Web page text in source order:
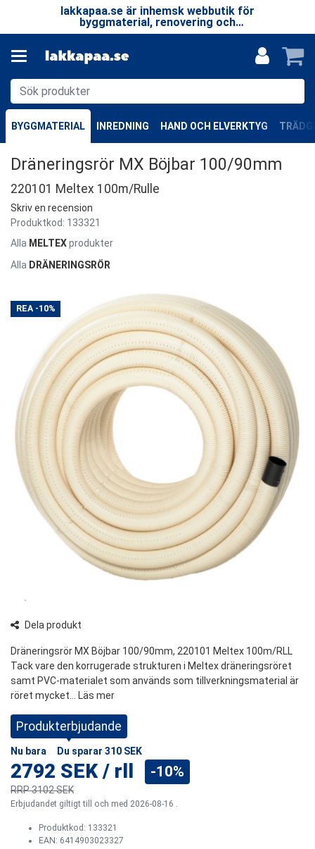
lakkapaa.se är inhemsk webbutik för
byggmaterial, renovering och
specialprodukter.
BYGGMATERIAL INREDNING HAND OCH ELVERKTYG
Dräneringsrör MX Böjbar 100/90mm
220101 Meltex 100m/Rulle
Skriv en recension
Produktkod: 133321
Alla MELTEXprodukter
Alla DRÄNERINGSRÖR
REA -10%
Dela produkt
Dräneringsrör MX Böjbar 100/90mm, 220101 Meltex 100m/RLL
Tack vare den korrugerade strukturen i Meltex dräneringsröret
samt PVC-materialet som används som tillverkningsmaterial är
röret mycket... Läs mer
Produkterbjudande
Nu bara Du sparar 310 SEK
2792 SEK / rll
RRP3102 SEK
-10%
Erbjudandet giltigt till och med 2026-08-16 .
Produktkod: 133321
EAN: 6414903023327